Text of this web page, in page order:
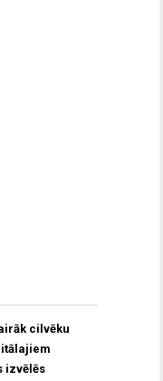
cilvēku
izvēlēs